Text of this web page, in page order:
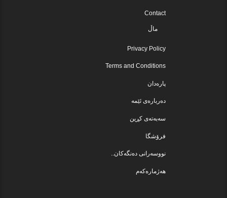
Contact
ماڵ
Privacy Policy
Terms and Conditions
پارەدان
دەربارەی ئێمە
سەبەتەی کڕین
فرۆشگا
نووسەرانی دەنگەکان..
هەژمارەکەم